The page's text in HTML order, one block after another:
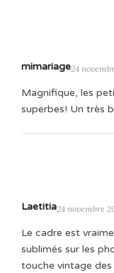
mimariage24
Magnifique, les
superbes! Un très
Laetitia24 novembre
Le cadre est
sublimés sur les
touche vintage